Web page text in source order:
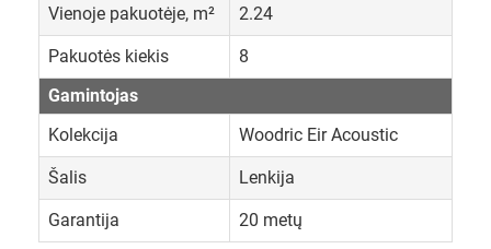
Vienoje pakuotėje, m² 2.24
Pakuotės kiekis
8
Gamintojas
Kolekcija
Woodric Eir Acoustic
Šalis Lenkija
Garantija 20 metų